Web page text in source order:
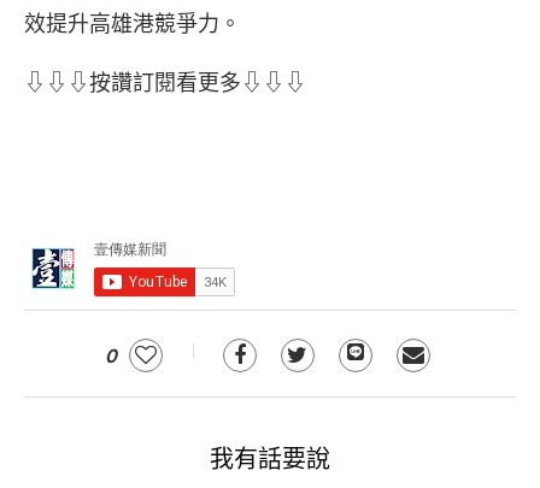
效提升高雄港競爭力。
⇩⇩⇩按讚訂閱看更多⇩⇩⇩
0
我有話要說